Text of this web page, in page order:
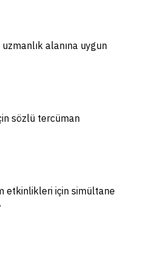
alanına uygun
sözlü tercüman
etkinlikleri için simültane